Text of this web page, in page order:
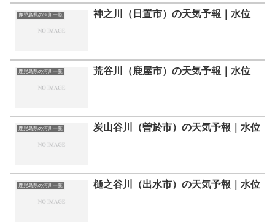
鹿児島県の河川一覧 神之川（日置市）の天気予報｜水位
鹿児島県の河川一覧 荒谷川（鹿屋市）の天気予報｜水位
鹿児島県の河川一覧 炭山谷川（曽於市）の天気予報｜水位
鹿児島県の河川一覧 樋之谷川（出水市）の天気予報｜水位